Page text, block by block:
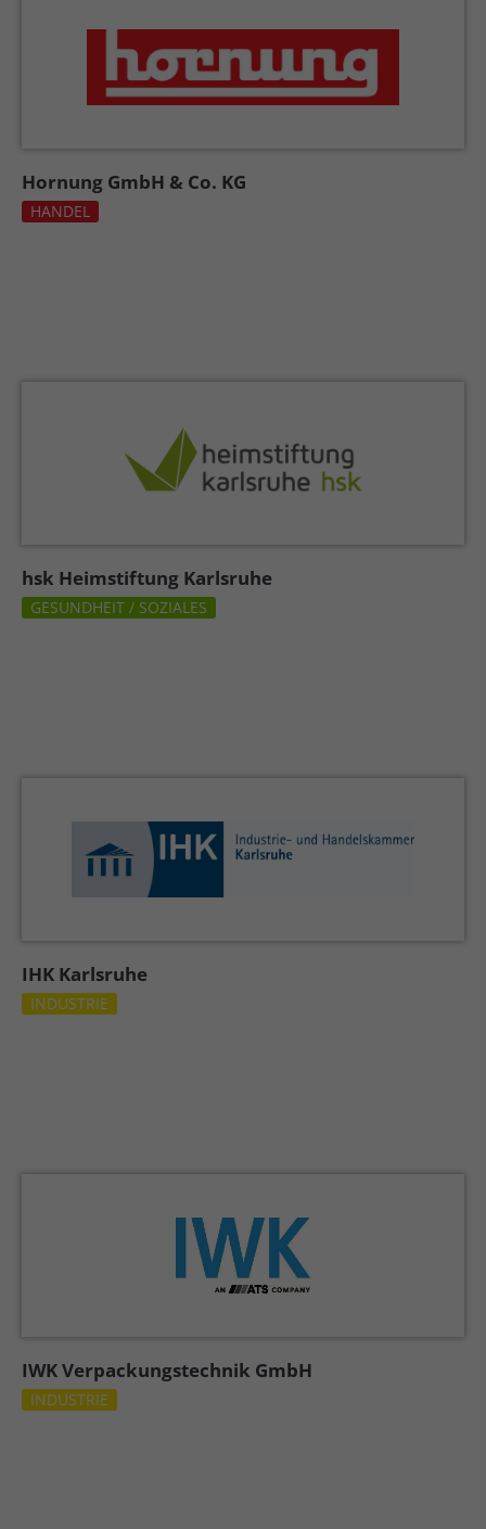
Hornung GmbH & Co. KG
HANDEL
hsk Heimstiftung Karlsruhe
GESUNDHEIT / SOZIALES
IHK Karlsruhe
INDUSTRIE
IWK Verpackungstechnik GmbH
INDUSTRIE